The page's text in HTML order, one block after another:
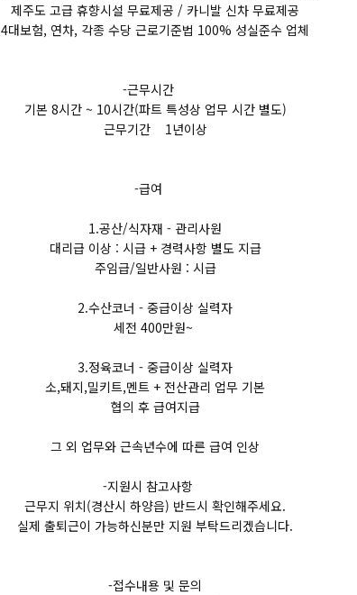
제주도 고급 휴향시설 무료제공 / 카니발 신차 무료제공
4대보험, 연차, 각종 수당 근로기준법 100% 성실준수 업체
-근무시간
기본 8시간 ~ 10시간(파트 특성상 업무 시간 별도)
근무기간 1년이상
-급여
1.공산/식자재 - 관리사원
대리급 이상 : 시급 + 경력사항 별도 지급
주임급/일반사원 : 시급
2.수산코너 - 중급이상 실력자
세전 400만원~
3.정육코너 - 중급이상 실력자
소,돼지,밀키트,멘트 + 전산관리 업무 기본
협의 후 급여지급
그 외 업무와 근속년수에 따른 급여 인상
-지원시 참고사항
근무지 위치(경산시 하양읍) 반드시 확인해주세요.
실제 출퇴근이 가능하신분만 지원 부탁드리겠습니다.
-접수내용 및 문의